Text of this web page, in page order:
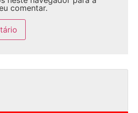
comentar.